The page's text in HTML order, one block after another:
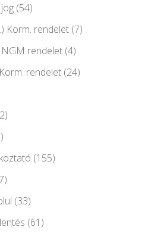
(54)
Korm. rendelet (7)
NGM rendelet (4)
rendelet (24)
(155)
(33)
(61)